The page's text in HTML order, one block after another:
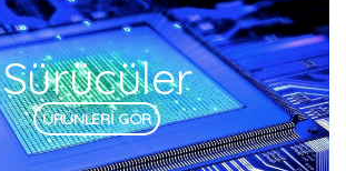
Sürücüler
ÜRÜNLERİ GÖR